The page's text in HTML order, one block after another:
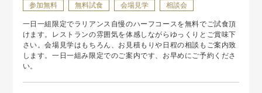
参加無料 無料試食 会場見学 相談会
一日一組限定でラリアンス自慢のハーフコースを無料でご試食頂
けます。レストランの雰囲気を体感しながらゆっくりとご賞味下
さい。会場見学はもちろん、お見積もりや日程の相談もご案内致
します。一日一組み限定でのご案内です、お早めにご予約くださ
い。